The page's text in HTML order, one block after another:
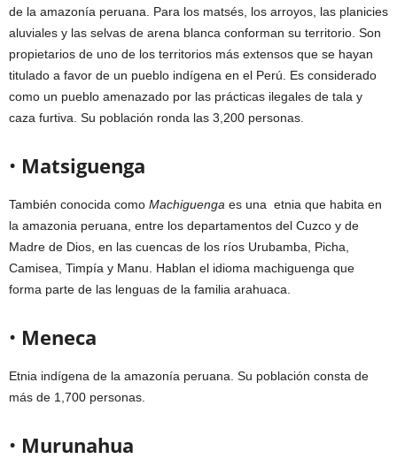
de la amazonía peruana. Para los matsés, los arroyos, las planicies
aluviales y las selvas de arena blanca conforman su territorio. Son
propietarios de uno de los territorios más extensos que se hayan
titulado a favor de un pueblo indígena en el Perú. Es considerado
como un pueblo amenazado por las prácticas ilegales de tala y
caza furtiva. Su población ronda las 3,200 personas.
• Matsiguenga
También conocida como Machiguenga es una etnia que habita en
la amazonia peruana, entre los departamentos del Cuzco y de
Madre de Dios, en las cuencas de los ríos Urubamba, Picha,
Camisea, Timpía y Manu. Hablan el idioma machiguenga que
forma parte de las lenguas de la familia arahuaca.
• Meneca
Etnia indígena de la amazonía peruana. Su población consta de
más de 1,700 personas.
• Murunahua